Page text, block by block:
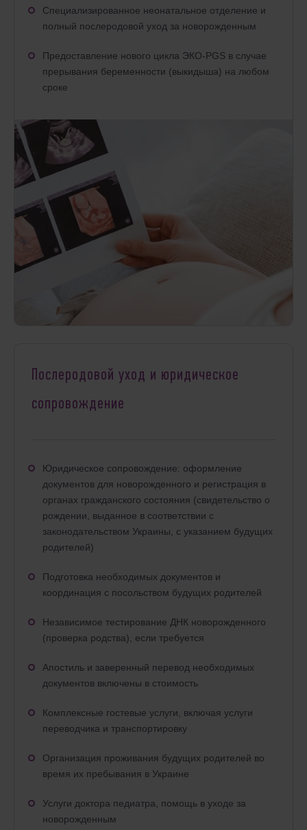
Специализированное неонатальное отделение и
полный послеродовой уход за новорожденным
Предоставление нового цикла ЭКО-PGS в случае
прерывания беременности (выкидыша) на любом
сроке
Послеродовой уход и юридическое
сопровождение
Юридическое сопровождение: оформление
документов для новорожденного и регистрация в
органах гражданского состояния (свидетельство о
рождении, выданное в соответствии с
законодательством Украины, с указанием будущих
родителей)
Подготовка необходимых документов и
координация с посольством будущих родителей
Независимое тестирование ДНК новорожденного
(проверка родства), если требуется
Апостиль и заверенный перевод необходимых
документов включены в стоимость
Комплексные гостевые услуги, включая услуги
переводчика и транспортировку
Организация проживания будущих родителей во
время их пребывания в Украине
Услуги доктора педиатра, помощь в уходе за
новорожденным